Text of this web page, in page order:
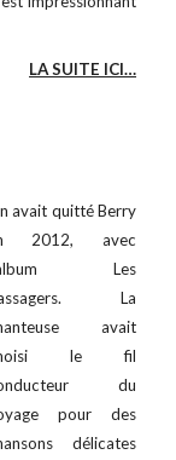
LA SUITE ICI…
avait quitté Berry
2012, avec
Les
La
avait
le fil
du
pour des
délicates